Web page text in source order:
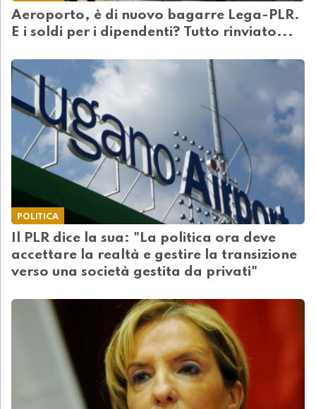
Aeroporto, è di nuovo bagarre Lega-PLR.
E i soldi per i dipendenti? Tutto rinviato...
POLITICA
Il PLR dice la sua: "La politica ora deve
accettare la realtà e gestire la transizione
verso una società gestita da privati"